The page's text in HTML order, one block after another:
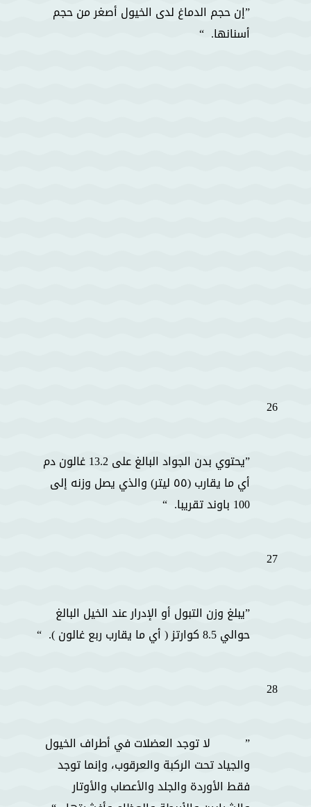
إن حجم الدماغ لدى الخيول أصغر من حجم
أسنانها.
26
يحتوي بدن الجواد البالغ على 13.2 غالون دم
أي ما يقارب (٥٥ ليتر) والذي يصل وزنه إلى
100 باوند تقريبا.
27
يبلغ وزن التبول أو الإدرار عند الخيل البالغ
حوالي 8.5 كوارتز ( أي ما يقارب ربع غالون ).
28
لا توجد العضلات في أطراف الخيول
والجياد تحت الركبة والعرقوب، وإنما توجد
فقط الأوردة والجلد والأعصاب والأوتار